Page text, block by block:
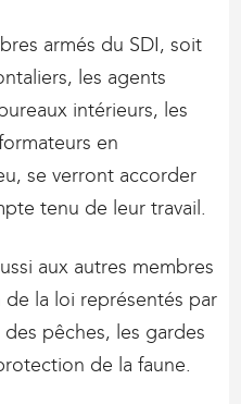
armés du SDI, soit
les agents
intérieurs, les
en
se verront accorder
tenu de leur travail.
aux autres membres
la loi représentés par
des pêches, les gardes
de la faune.